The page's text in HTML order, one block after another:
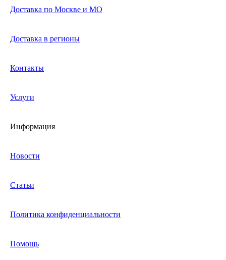
Доставка по Москве и МО
Доставка в регионы
Контакты
Услуги
Информация
Новости
Статьи
Политика конфиденциальности
Помощь